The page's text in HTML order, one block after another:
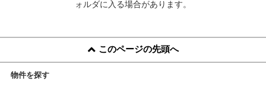
ォルダに入る場合があります。
このページの先頭へ
物件を探す